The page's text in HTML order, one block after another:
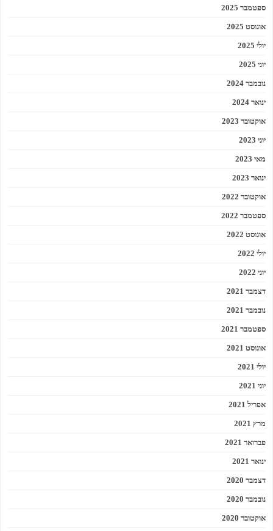
ספטמבר 2025
אוגוסט 2025
יולי 2025
יוני 2025
נובמבר 2024
ינואר 2024
אוקטובר 2023
יוני 2023
מאי 2023
ינואר 2023
אוקטובר 2022
ספטמבר 2022
אוגוסט 2022
יולי 2022
יוני 2022
דצמבר 2021
נובמבר 2021
ספטמבר 2021
אוגוסט 2021
יולי 2021
יוני 2021
אפריל 2021
מרץ 2021
פברואר 2021
ינואר 2021
דצמבר 2020
נובמבר 2020
אוקטובר 2020